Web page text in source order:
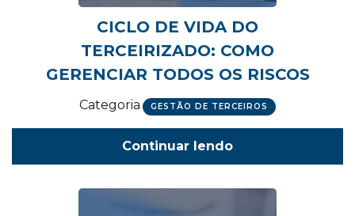
CICLO DE VIDA DO
TERCEIRIZADO: COMO
GERENCIAR TODOS OS RISCOS
Categoria GESTÃO DE TERCEIROS
Continuar lendo